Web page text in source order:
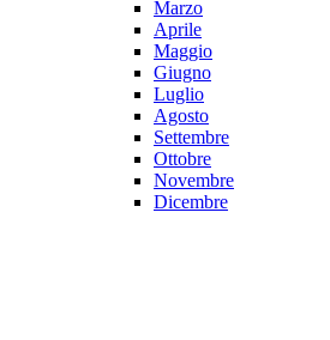
Marzo
Aprile
Maggio
Giugno
Luglio
Agosto
Settembre
Ottobre
Novembre
Dicembre